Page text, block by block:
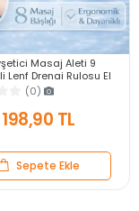
Masaj Aleti 9
Lenf Drenaj Rulosu El
Bacak Kol
(0)
198,90 TL
Sepete Ekle